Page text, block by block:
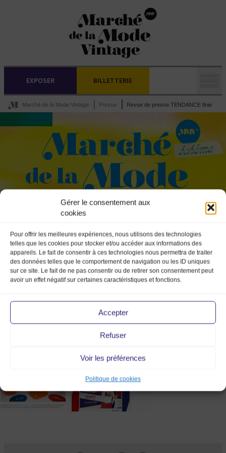
Gérer le consentement aux
cookies
Pour offrir les meilleures expériences, nous utilisons des technologies
telles que les cookies pour stocker et/ou accéder aux informations des
appareils. Le fait de consentir à ces technologies nous permettra de traiter
des données telles que le comportement de navigation ou les ID uniques
sur ce site. Le fait de ne pas consentir ou de retirer son consentement peut
avoir un effet négatif sur certaines caractéristiques et fonctions.
Accepter
Refuser
Voir les préférences
Politique de cookies
EXPOSER BILLETTERIE
Marché de la Mode Vintage Presse Revue de presse TENDANCE finie
Revue de presse TENDANCE
finie